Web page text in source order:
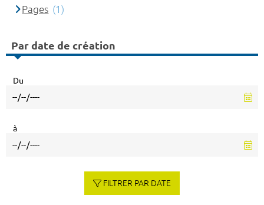
Pages (1)
Par date de création
Du
à
FILTRER PAR DATE